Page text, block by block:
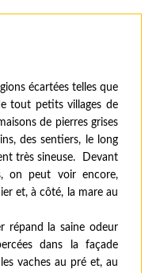
écartées telles que
tout petits villages de
de pierres grises
des sentiers, le long
très sineuse. Devant
on peut voir encore,
et, à côté, la mare au
répand la saine odeur
dans la façade
vaches au pré et, au